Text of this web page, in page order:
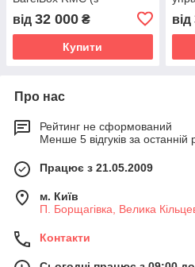
управлінням)
від 32 000 ₴
Купити
від
Про нас
Рейтинг не сформований
Менше 5 відгуків за останній
Працює з 21.05.2009
м. Київ
П. Борщагівка, Велика
Контакти